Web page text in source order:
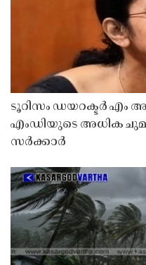
ടൂറിസം ഡയറക്ടർ എം
എംഡിയുടെ അധിക
സർക്കാർ